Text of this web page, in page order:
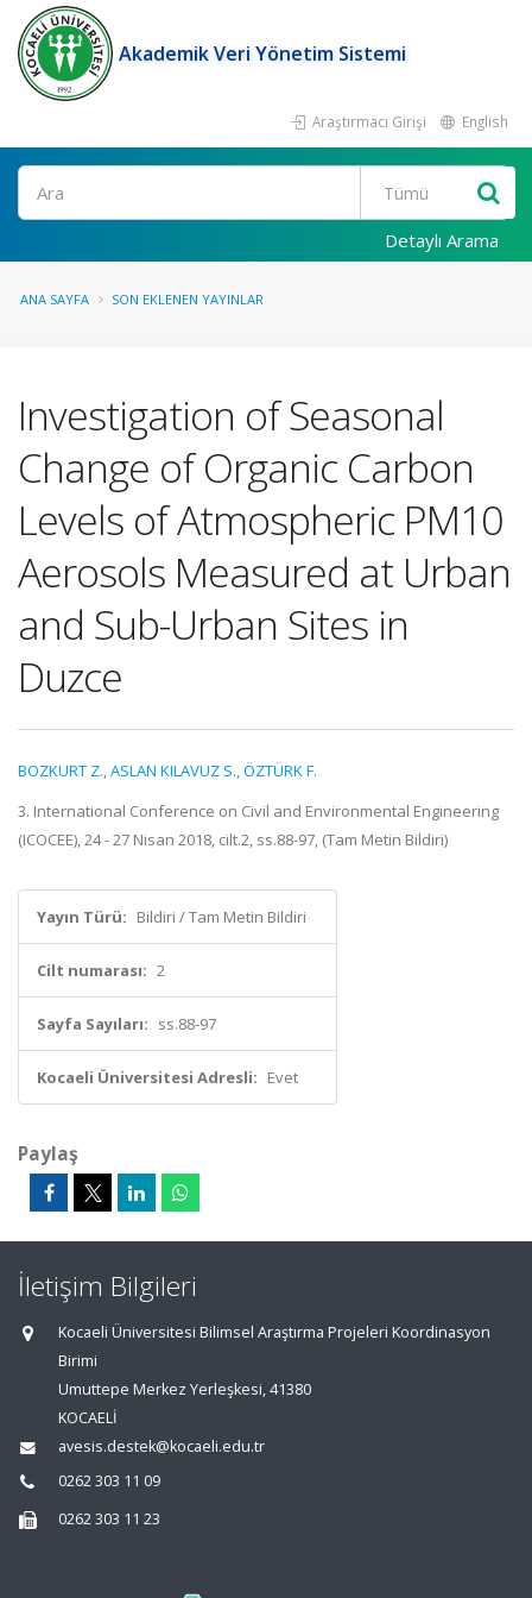
Akademik Veri Yönetim Sistemi
Araştırmacı Girişi English
Ara
Detaylı Arama
ANA SAYFA SON EKLENEN YAYINLAR
Investigation of Seasonal
Change of Organic Carbon
Levels of Atmospheric PM10
Aerosols Measured at Urban
and Sub-Urban Sites in
Duzce
BOZKURT Z.,ASLAN KILAVUZ S.,ÖZTÜRK F.
3. International Conference on Civil and Environmental Engineering
(ICOCEE), 24 - 27 Nisan 2018, cilt.2, ss.88-97, (Tam Metin Bildiri)
Yayın Türü: Bildiri / Tam Metin Bildiri
Cilt numarası: 2
Sayfa Sayıları: ss.88-97
Kocaeli Üniversitesi Adresli: Evet
Paylaş
İletişim Bilgileri
Kocaeli Üniversitesi Bilimsel Araştırma Projeleri Koordinasyon
Birimi
Umuttepe Merkez Yerleşkesi, 41380
KOCAELİ
avesis.destek@kocaeli.edu.tr
0262 303 11 09
0262 303 11 23